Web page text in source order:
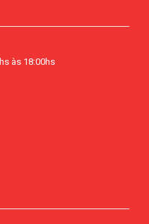
às 18:00hs